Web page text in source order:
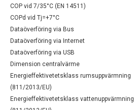
COP vid 7/35°C (EN 14511)
COPd vid Tj=+7°C
Dataöverföring via Bus
Dataöverföring via Internet
Dataöverföring via USB
Dimension centralvärme
Energieffektivetetsklass rumsuppvärmning
(811/2013/EU)
Energieffektivetetsklass vattenuppvärmning